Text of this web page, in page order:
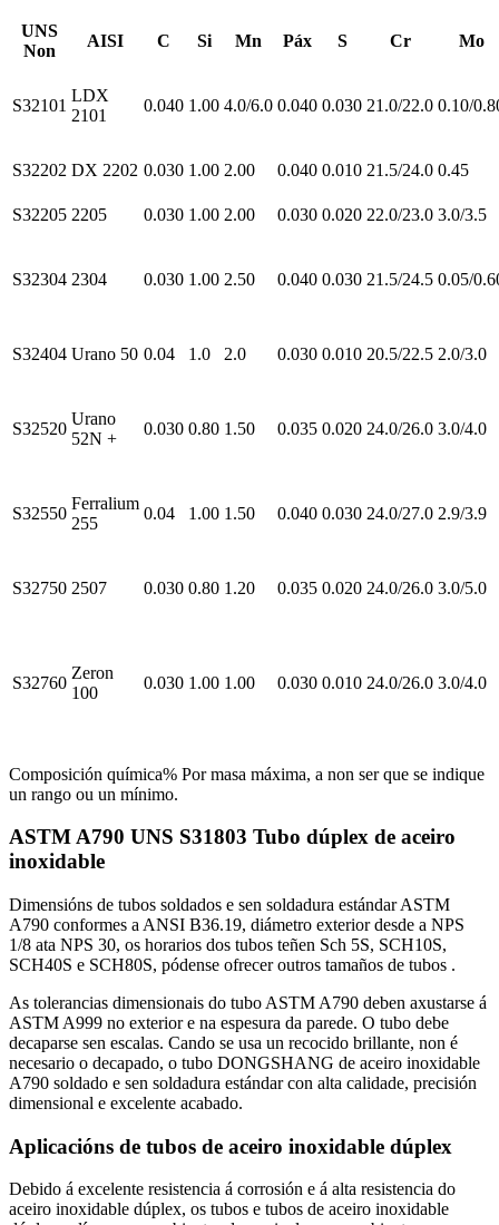
UNS
Non
AISI C Si Mn Páx S Cr Mo
S32101
LDX
2101
0.040 1.00 4.0/6.0 0.040 0.030 21.0/22.0 0.10/
S32202 DX 2202 0.030 1.00 2.00 0.040 0.010 21.5/24.0 0.45
S32205 2205 0.030 1.00 2.00 0.030 0.020 22.0/23.0 3.0/3.5
S32304 2304 0.030 1.00 2.50 0.040 0.030 21.5/24.5 0.05/
S32404 Urano 50 0.04 1.0 2.0 0.030 0.010 20.5/22.5 2.0/3.0
S32520
Urano
52N +
0.030 0.80 1.50 0.035 0.020 24.0/26.0 3.0/4.0
S32550
Ferralium
255
0.04 1.00 1.50 0.040 0.030 24.0/27.0 2.9/3.9
S32750 2507 0.030 0.80 1.20 0.035 0.020 24.0/26.0 3.0/5.0
S32760
Zeron
100
0.030 1.00 1.00 0.030 0.010 24.0/26.0 3.0/4.0
Composición química% Por masa máxima, a non ser que se indique
un rango ou un mínimo.
ASTM A790 UNS S31803 Tubo dúplex de aceiro
inoxidable
Dimensións de tubos soldados e sen soldadura estándar ASTM
A790 conformes a ANSI B36.19, diámetro exterior desde a NPS
1/8 ata NPS 30, os horarios dos tubos teñen Sch 5S, SCH10S,
SCH40S e SCH80S, pódense ofrecer outros tamaños de tubos .
As tolerancias dimensionais do tubo ASTM A790 deben axustarse á
ASTM A999 no exterior e na espesura da parede. O tubo debe
decaparse sen escalas. Cando se usa un recocido brillante, non é
necesario o decapado, o tubo DONGSHANG de aceiro inoxidable
A790 soldado e sen soldadura estándar con alta calidade, precisión
dimensional e excelente acabado.
Aplicacións de tubos de aceiro inoxidable dúplex
Debido á excelente resistencia á corrosión e á alta resistencia do
aceiro inoxidable dúplex, os tubos e tubos de aceiro inoxidable